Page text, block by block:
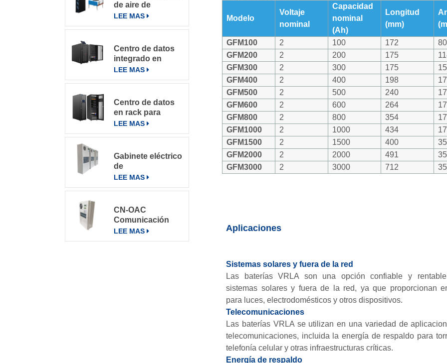
de aire de
precisión en fila
de la serie
centros de datos
con sistema de
control inteligente
LEE MAS
Centro de datos
integrado en
microbastidores
LEE MAS
Centro de datos
en rack para
varios entornos
LEE MAS
Gabinete eléctrico
de
telecomunicaciones
Aire
Aire
acondicionado
LEE MAS
CN-OAC
Comunicación
exterior Gabinete
eléctrico Aire
LEE MAS
Modelo
Voltaje
nominal
Capacidad
nominal
(Ah)
Longitud
(mm)
GFM100 2 100 172
80
GFM200
2 200 175
GFM300
2 300 175
GFM400
2 400 198
GFM500
2 500 240
GFM600
2 600 264
GFM800
2 800 354
GFM1000
2 1000 434
GFM1500
2 1500 400
GFM2000
2 2000 491
GFM3000
2 3000 712
Aplicaciones
Sistemas solares y fuera de la red
Las baterías VRLA son una opción confiable y
sistemas solares y fuera de la red, ya que proporcionan
para luces, electrodomésticos y otros dispositivos.
Telecomunicaciones
Las baterías VRLA se utilizan en una variedad de
telecomunicaciones, incluida la energía de respaldo para
telefonía celular y otras infraestructuras críticas.
Energía de respaldo